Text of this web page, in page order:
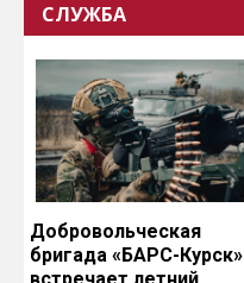
СЛУЖБА
Добровольческая
бригада «БАРС-Курск»